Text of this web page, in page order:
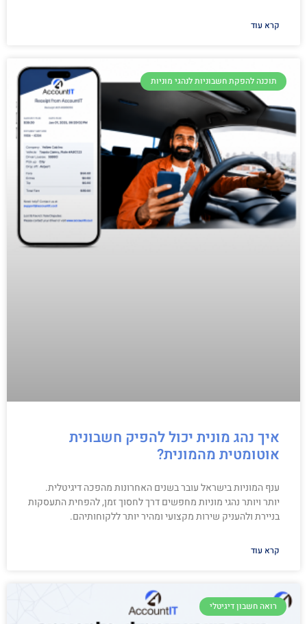
קרא עוד
תוכנה להפקת חשבוניות לנהגי מוניות
איך נהג מונית יכול להפיק חשבונית
אוטומטית מהמונית?
ענף המוניות בישראל עובר בשנים האחרונות מהפכה דיגיטלית.
יותר ויותר נהגי מוניות מחפשים דרך לחסוך זמן, להפחית התעסקות
בניירת ולהעניק שירות מקצועי ומהיר יותר ללקוחותיהם.
קרא עוד
רואה חשבון דיגיטלי